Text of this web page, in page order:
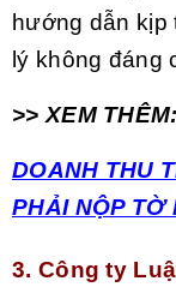
hướng dẫn kịp
lý không đáng
>> XEM THÊM:
DOANH THU
PHẢI NỘP TỜ
3. Công ty